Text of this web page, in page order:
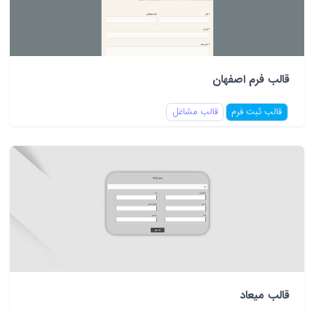
قالب فرم اصفهان
قالب ثبت فرم قالب مشاغل
قالب میعاد